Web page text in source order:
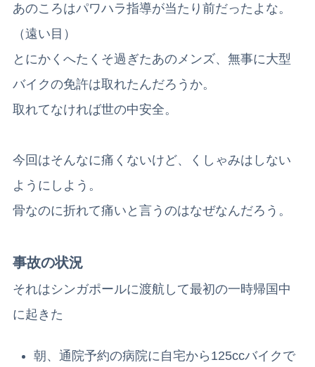
あのころはパワハラ指導が当たり前だったよな。
（遠い目）
とにかくへたくそ過ぎたあのメンズ、無事に大型
バイクの免許は取れたんだろうか。
取れてなければ世の中安全。
今回はそんなに痛くないけど、くしゃみはしない
ようにしよう。
骨なのに折れて痛いと言うのはなぜなんだろう。
事故の状況
それはシンガポールに渡航して最初の一時帰国中
に起きた
朝、通院予約の病院に自宅から125ccバイクで